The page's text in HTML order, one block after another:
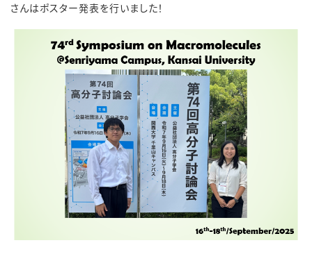
さんはポスター発表を行いました！